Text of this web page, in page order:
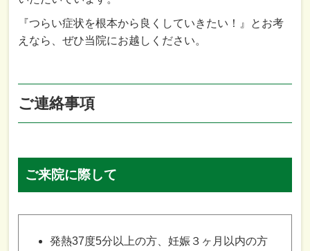
『つらい症状を根本から良くしていきたい！』とお考
えなら、ぜひ当院にお越しください。
ご連絡事項
ご来院に際して
発熱37度5分以上の方、妊娠３ヶ月以内の方